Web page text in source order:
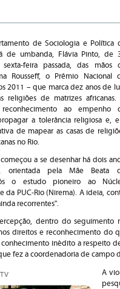
de Sociologia e Política
de umbanda, Flávia Pinto, de
sexta-feira passada, das mãos
Rousseff, o Prêmio Nacional
2011 – que marca dez anos de
religiões de matrizes africanas.
ao empenho
a tolerância religiosa e,
de mapear as casas de
no Rio.
a se desenhar há dois
orientada pela Mãe Beata
o estudo pioneiro ao
da PUC-Rio (Nirema). A ideia,
recorrentes".
dentro do seguimento
direitos e reconhecimento do
inédito a respeito
fez a coordenadoria de campo
A